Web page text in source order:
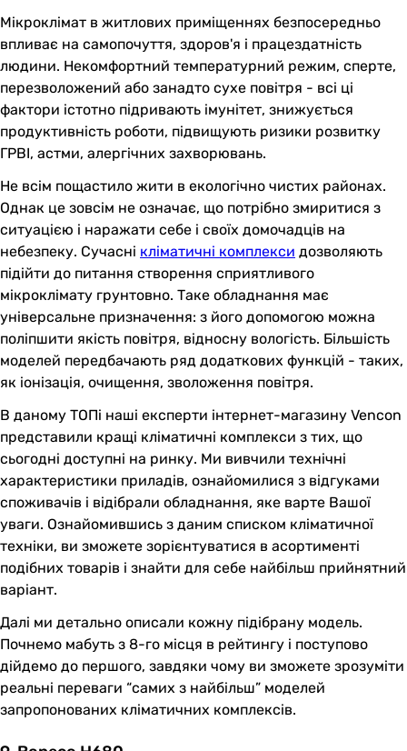
Мікроклімат в житлових приміщеннях безпосередньо
впливає на самопочуття, здоров'я і працездатність
людини. Некомфортний температурний режим, сперте,
перезволожений або занадто сухе повітря - всі ці
фактори істотно підривають імунітет, знижується
продуктивність роботи, підвищують ризики розвитку
ГРВІ, астми, алергічних захворювань.
Не всім пощастило жити в екологічно чистих районах.
Однак це зовсім не означає, що потрібно змиритися з
ситуацією і наражати себе і своїх домочадців на
небезпеку. Сучасні кліматичні комплекси дозволяють
підійти до питання створення сприятливого
мікроклімату грунтовно. Таке обладнання має
універсальне призначення: з його допомогою можна
поліпшити якість повітря, відносну вологість. Більшість
моделей передбачають ряд додаткових функцій - таких,
як іонізація, очищення, зволоження повітря.
В даному ТОПі наші експерти інтернет-магазину Vencon
представили кращі кліматичні комплекси з тих, що
сьогодні доступні на ринку. Ми вивчили технічні
характеристики приладів, ознайомилися з відгуками
споживачів і відібрали обладнання, яке варте Вашої
уваги. Ознайомившись з даним списком кліматичної
техніки, ви зможете зорієнтуватися в асортименті
подібних товарів і знайти для себе найбільш прийнятний
варіант.
Далі ми детально описали кожну підібрану модель.
Почнемо мабуть з 8-го місця в рейтингу і поступово
дійдемо до першого, завдяки чому ви зможете зрозуміти
реальні переваги “самих з найбільш” моделей
запропонованих кліматичних комплексів.